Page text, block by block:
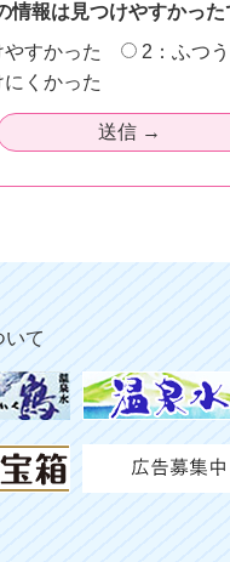
情報は見つけやすかった
すかった
2：ふつう
くかった
いて